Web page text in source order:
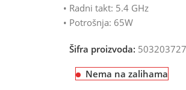
• Radni takt: 5.4 GHz
• Potrošnja: 65W
Šifra proizvoda:
Nema na zalihama